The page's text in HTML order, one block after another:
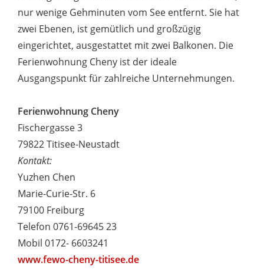
nur wenige Gehminuten vom See entfernt. Sie hat
zwei Ebenen, ist gemütlich und großzügig
eingerichtet, ausgestattet mit zwei Balkonen. Die
Ferienwohnung Cheny ist der ideale
Ausgangspunkt für zahlreiche Unternehmungen.
Ferienwohnung Cheny
Fischergasse 3
79822 Titisee-Neustadt
Kontakt:
Yuzhen Chen
Marie-Curie-Str. 6
79100 Freiburg
Telefon 0761-69645 23
Mobil 0172- 6603241
www.fewo-cheny-titisee.de